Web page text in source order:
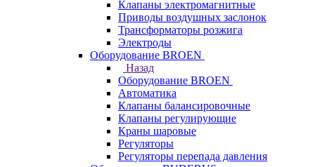
Клапаны электромагнитные
Приводы воздушных заслонок
Трансформаторы розжига
Электроды
Оборудование BROEN
Назад
Оборудование BROEN
Автоматика
Клапаны балансировочные
Клапаны регулирующие
Краны шаровые
Регуляторы
Регуляторы перепада давления